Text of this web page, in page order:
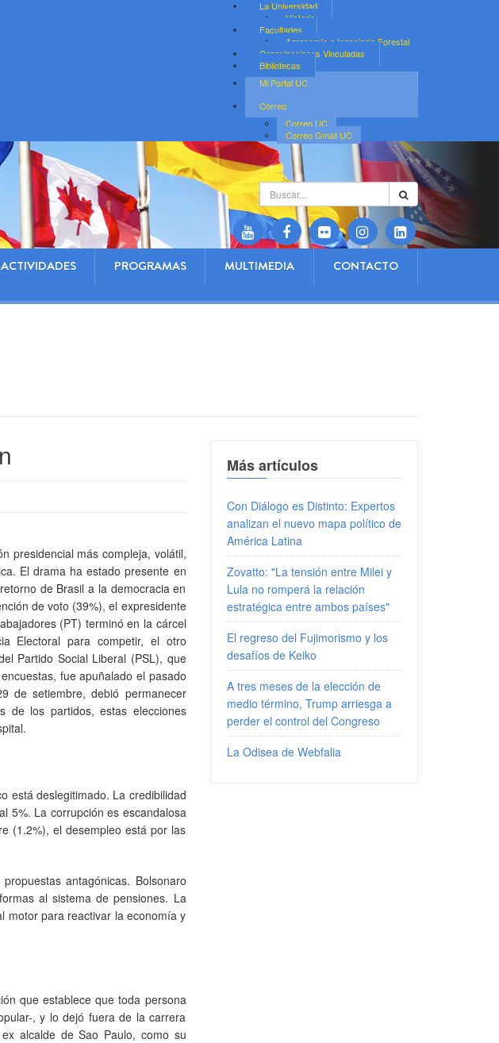
La Universidad
Historia
Facultades
Agronomía e Ingeniería Forestal
Organizaciones Vinculadas
Bibliotecas
Mi Portal UC
Correo
Correo UC
Correo Gmail UC
Buscar...
ACTIVIDADES PROGRAMAS MULTIMEDIA CONTACTO
presidencial más compleja, volátil,
El drama ha estado presente en
de Brasil a la democracia en
de voto (39%), el expresidente
(PT) terminó en la cárcel
Electoral para competir, el otro
Partido Social Liberal (PSL), que
fue apuñalado el pasado
de setiembre, debió permanecer
de los partidos, estas elecciones
está deslegitimado. La credibilidad
5%. La corrupción es escandalosa
(1.2%), el desempleo está por las
antagónicas. Bolsonaro
al sistema de pensiones. La
motor para reactivar la economía y
que establece que toda persona
, y lo dejó fuera de la carrera
alcalde de Sao Paulo, como su
Más artículos
Con Diálogo es Distinto: Expertos
analizan el nuevo mapa político de
América Latina
Zovatto: "La tensión entre Milei y
Lula no romperá la relación
estratégica entre ambos países"
El regreso del Fujimorismo y los
desafíos de Keiko
A tres meses de la elección de
medio término, Trump arriesga a
perder el control del Congreso
La Odisea de Webfalia